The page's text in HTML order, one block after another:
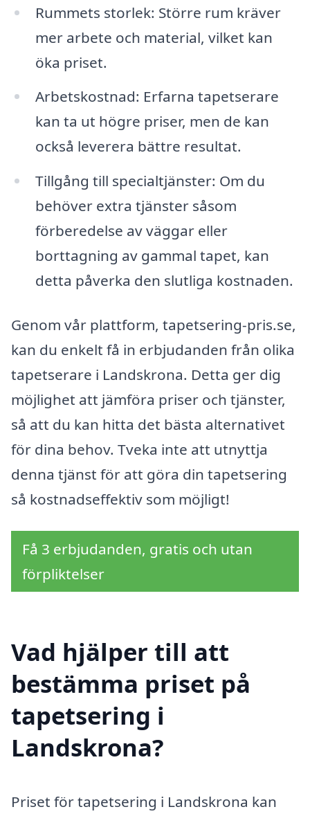
Rummets storlek: Större rum kräver
mer arbete och material, vilket kan
öka priset.
Arbetskostnad: Erfarna tapetserare
kan ta ut högre priser, men de kan
också leverera bättre resultat.
Tillgång till specialtjänster: Om du
behöver extra tjänster såsom
förberedelse av väggar eller
borttagning av gammal tapet, kan
detta påverka den slutliga kostnaden.
Genom vår plattform, tapetsering-pris.se,
kan du enkelt få in erbjudanden från olika
tapetserare i Landskrona. Detta ger dig
möjlighet att jämföra priser och tjänster,
så att du kan hitta det bästa alternativet
för dina behov. Tveka inte att utnyttja
denna tjänst för att göra din tapetsering
så kostnadseffektiv som möjligt!
Få 3 erbjudanden, gratis och utan
förpliktelser
Vad hjälper till att
bestämma priset på
tapetsering i
Landskrona?
Priset för tapetsering i Landskrona kan